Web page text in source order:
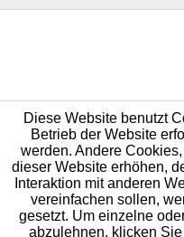
Diese Website benutzt
Betrieb der Website
werden. Andere
dieser Website erhöhen,
Interaktion mit anderen
vereinfachen sollen,
gesetzt. Um einzelne
abzulehnen, klicken